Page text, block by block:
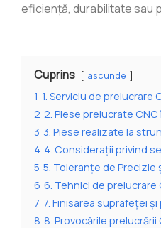
eficiență, durabilitate sau
Cuprins ascunde
1 1. Serviciu de
2 2. Piese prelucrate
3 3. Piese realizate la
4 4. Considerații privind
5 5. Toleranțe de Precizie
6 6. Tehnici de prelucrare
7 7. Finisarea suprafeței
8 8. Provocările